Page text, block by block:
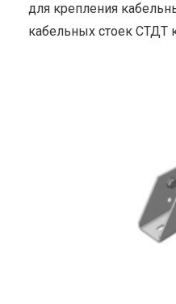
для крепления
кабельных стоек СТДТ